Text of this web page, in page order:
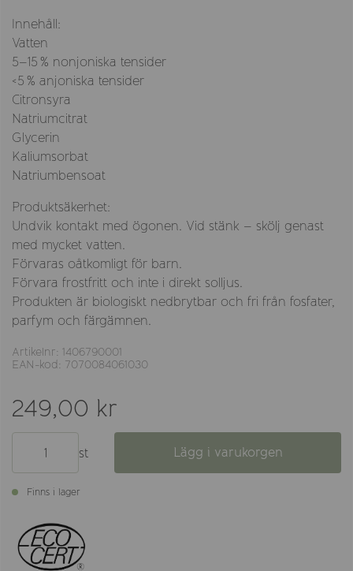
Innehåll:
Vatten
5–15 % nonjoniska tensider
<5 % anjoniska tensider
Citronsyra
Natriumcitrat
Glycerin
Kaliumsorbat
Natriumbensoat
Produktsäkerhet:
Undvik kontakt med ögonen. Vid stänk – skölj genast
med mycket vatten.
Förvaras oåtkomligt för barn.
Förvara frostfritt och inte i direkt solljus.
Produkten är biologiskt nedbrytbar och fri från fosfater,
parfym och färgämnen.
Artikelnr: 1406790001
EAN-kod: 7070084061030
249,00 kr
st Lägg i varukorgen
Finns i lager